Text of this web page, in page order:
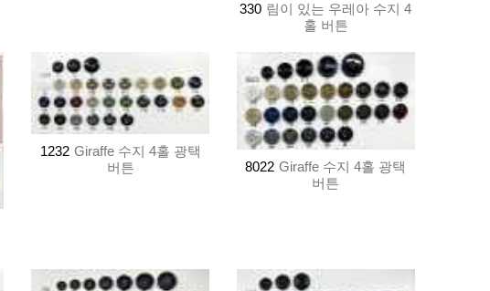
330 림이 있는 우레아 수지 4
홀 버튼
1232 Giraffe 수지 4홀 광택
버튼
8022 Giraffe 수지 4홀 광택
버튼